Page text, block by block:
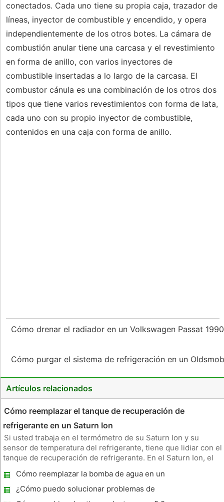
conectados. Cada uno tiene su propia caja, trazador de
líneas, inyector de combustible y encendido, y opera
independientemente de los otros botes. La cámara de
combustión anular tiene una carcasa y el revestimiento
en forma de anillo, con varios inyectores de
combustible insertadas a lo largo de la carcasa. El
combustor cánula es una combinación de los otros dos
tipos que tiene varios revestimientos con forma de lata,
cada uno con su propio inyector de combustible,
contenidos en una caja con forma de anillo.
Cómo drenar el radiador en un Volkswagen Passat
Cómo purgar el sistema de refrigeración en un
Artículos relacionados
Cómo reemplazar el tanque de recuperación de
refrigerante en un Saturn Ion
Si usted trabaja en el termómetro de su Saturn Ion y su
sensor de temperatura del refrigerante, tiene que lidiar con el
tanque de recuperación de refrigerante. En el Saturn Ion, el
del refrigerante, y si usted se encuentra en necesidad de
Cómo reemplazar la bomba de agua en un
VW Passat
¿Cómo puedo solucionar problemas de